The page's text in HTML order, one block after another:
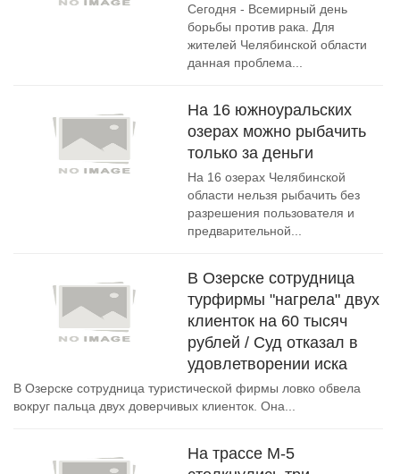
Сегодня - Всемирный день
борьбы против рака. Для
жителей Челябинской области
данная проблема...
На 16 южноуральских
озерах можно рыбачить
только за деньги
На 16 озерах Челябинской
области нельзя рыбачить без
разрешения пользователя и
предварительной...
В Озерске сотрудница
турфирмы "нагрела" двух
клиенток на 60 тысяч
рублей / Суд отказал в
удовлетворении иска
В Озерске сотрудница туристической фирмы ловко обвела
вокруг пальца двух доверчивых клиенток. Она...
На трассе М-5